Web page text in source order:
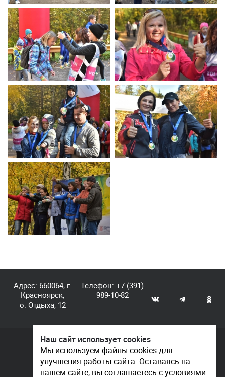
Адрес: 660064, г.
Красноярск,
о. Отдыха, 12
Телефон:+7 (391)
989-10-82
© КГАУ «Центр спортивной подготовки», 2026
Документы
Наш сайт использует cookies
Мы используем файлы cookies для
улучшения работы сайта. Оставаясь на
нашем сайте, вы соглашаетесь с условиями